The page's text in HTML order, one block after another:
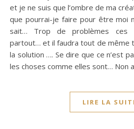
et je ne suis que l’ombre de ma
que pourrai-je faire pour être moi
sait… Trop de problèmes ces
partout… et il faudra tout de même
la solution …. Se dire que ce n’est
les choses comme elles sont… Non
LIRE LA